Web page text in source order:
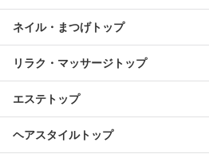
ネイル・まつげトップ
リラク・マッサージトップ
エステトップ
ヘアスタイルトップ